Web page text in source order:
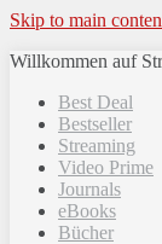
Skip to main
Willkommen auf
Best Deal
Bestseller
Streaming
Video Prime
Journals
eBooks
Bücher